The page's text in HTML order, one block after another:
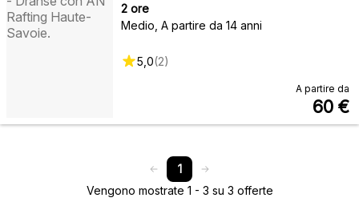
2 ore
Medio A partire da 14 anni
5,0(2)
A partire da
60 €
1
Vengono mostrate 1 - 3 su 3 offerte